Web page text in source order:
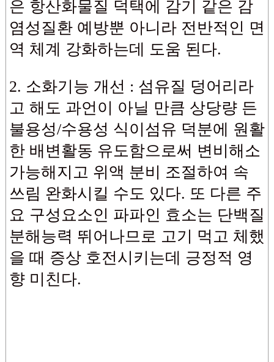
은 항산화물질 덕택에 감기 같은 감
염성질환 예방뿐 아니라 전반적인 면
역 체계 강화하는데 도움 된다.
2. 소화기능 개선 : 섬유질 덩어리라
고 해도 과언이 아닐 만큼 상당량 든
불용성/수용성 식이섬유 덕분에 원활
한 배변활동 유도함으로써 변비해소
가능해지고 위액 분비 조절하여 속
쓰림 완화시킬 수도 있다. 또 다른 주
요 구성요소인 파파인 효소는 단백질
분해능력 뛰어나므로 고기 먹고 체했
을 때 증상 호전시키는데 긍정적 영
향 미친다.